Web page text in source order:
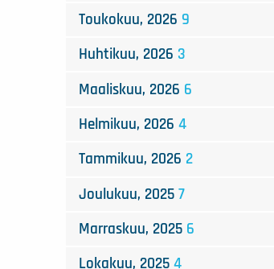
Toukokuu, 2026 9
Huhtikuu, 2026 3
Maaliskuu, 2026 6
Helmikuu, 2026 4
Tammikuu, 2026 2
Joulukuu, 2025 7
Marraskuu, 2025 6
Lokakuu, 2025 4